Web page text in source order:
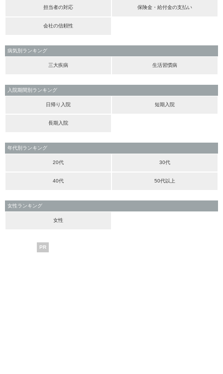
担当者の対応 保険金・給付金の支払い
会社の信頼性
病気別ランキング
三大疾病 生活習慣病
入院期間別ランキング
日帰り入院 短期入院
長期入院
年代別ランキング
20代 30代
40代 50代以上
女性ランキング
女性
PR